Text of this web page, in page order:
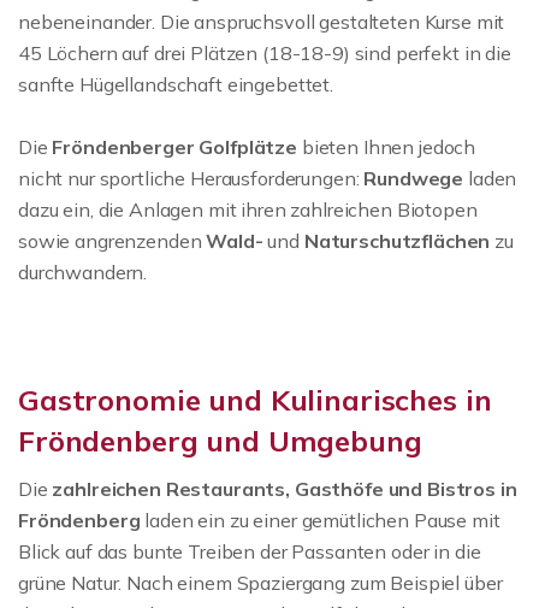
nebeneinander. Die anspruchsvoll gestalteten Kurse mit
45 Löchern auf drei Plätzen (18-18-9) sind perfekt in die
sanfte Hügellandschaft eingebettet.
Die Fröndenberger Golfplätze bieten Ihnen jedoch
nicht nur sportliche Herausforderungen: Rundwege laden
dazu ein, die Anlagen mit ihren zahlreichen Biotopen
sowie angrenzendenWald-und Naturschutzflächen zu
durchwandern.
Gastronomie und Kulinarisches in
Fröndenberg und Umgebung
Die zahlreichen Restaurants, Gasthöfe und Bistros in
Fröndenberg laden ein zu einer gemütlichen Pause mit
Blick auf das bunte Treiben der Passanten oder in die
grüne Natur. Nach einem Spaziergang zum Beispiel über